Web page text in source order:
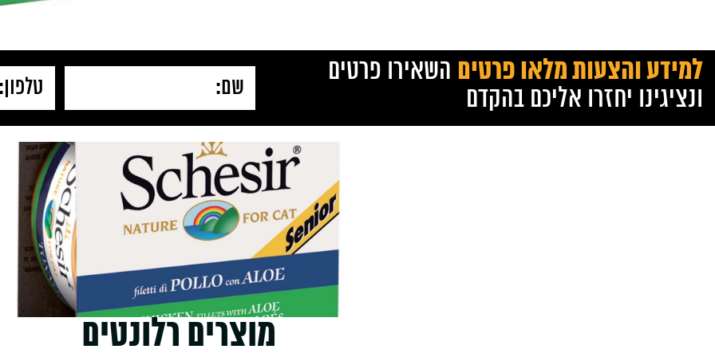
למידע והצעות מלאו פרטים השאירו פרטים
ונציגינו יחזרו אליכם בהקדם
מוצרים רלונטים